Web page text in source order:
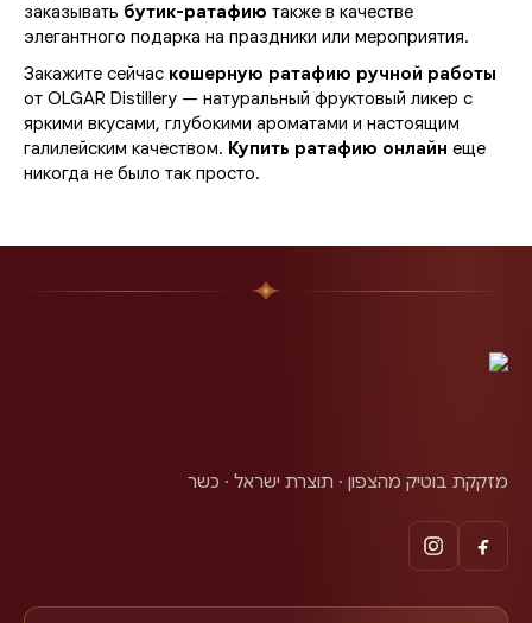
заказывать бутик-ратафию также в качестве
элегантного подарка на праздники или мероприятия.
Закажите сейчас кошерную ратафию ручной работы
от OLGAR Distillery — натуральный фруктовый ликер с
яркими вкусами, глубокими ароматами и настоящим
галилейским качеством. Купить ратафию онлайн еще
никогда не было так просто.
מזקקת בוטיק מהצפון · תוצרת ישראל · כשר